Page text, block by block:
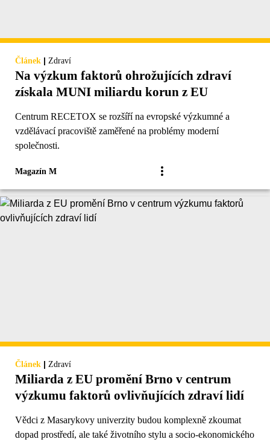
Článek | Zdraví
Na výzkum faktorů ohrožujících zdraví
získala MUNI miliardu korun z EU
Centrum RECETOX se rozšíří na evropské výzkumné a
vzdělávací pracoviště zaměřené na problémy moderní
společnosti.
Magazín M
Článek | Zdraví
Miliarda z EU promění Brno v centrum
výzkumu faktorů ovlivňujících zdraví lidí
Vědci z Masarykovy univerzity budou komplexně zkoumat
dopad prostředí, ale také životního stylu a socio-ekonomického